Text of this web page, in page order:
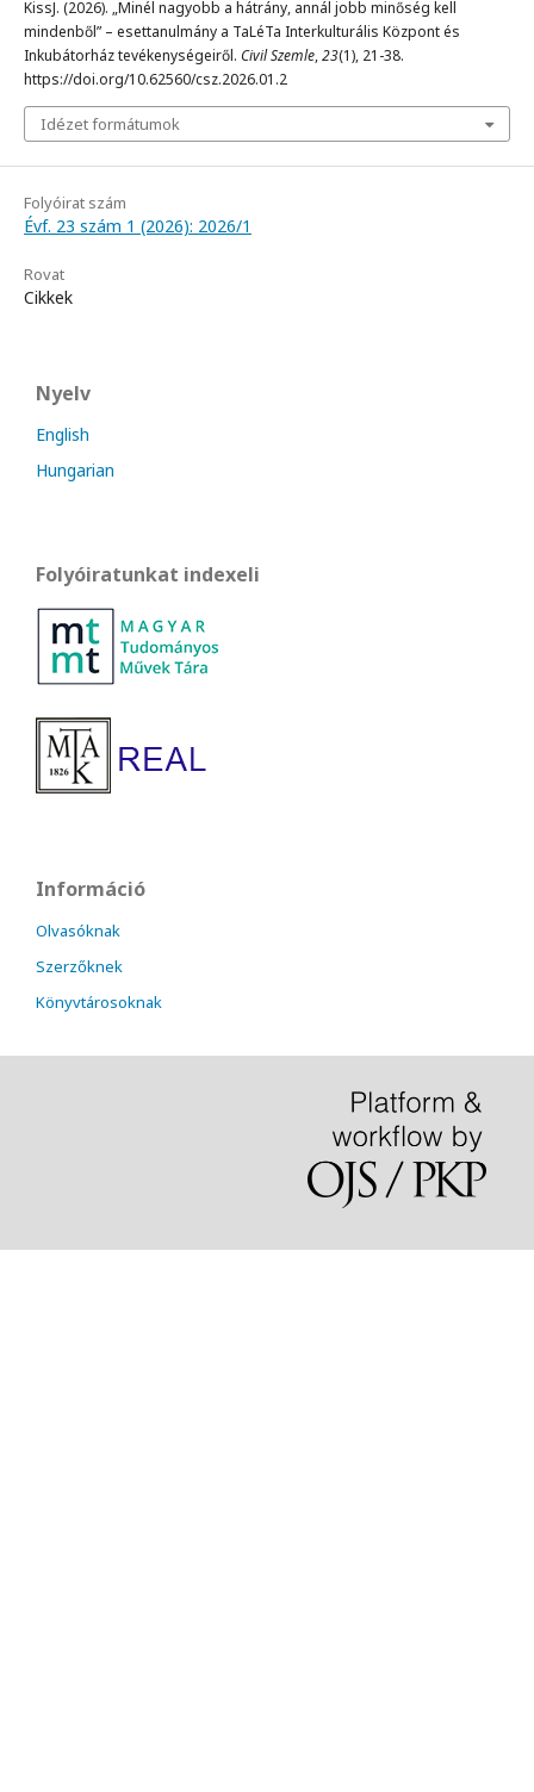
KissJ. (2026). „Minél nagyobb a hátrány, annál jobb minőség kell
mindenből” – esettanulmány a TaLéTa Interkulturális Központ és
Inkubátorház tevékenységeiről. Civil Szemle,23(1), 21-38.
https://doi.org/10.62560/csz.2026.01.2
Idézet formátumok
Folyóirat szám
Évf. 23 szám 1 (2026): 2026/1
Rovat
Cikkek
Nyelv
English
Hungarian
Folyóiratunkat indexeli
Információ
Olvasóknak
Szerzőknek
Könyvtárosoknak